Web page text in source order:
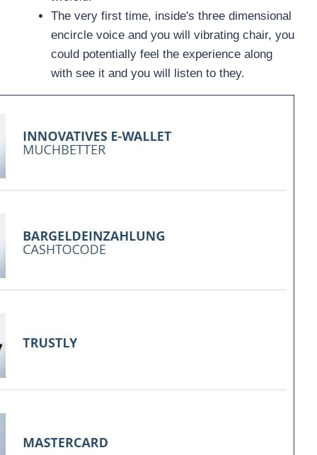
The very first time, inside's three dimensional
encircle voice and you will vibrating chair, you
could potentially feel the experience along
with see it and you will listen to they.